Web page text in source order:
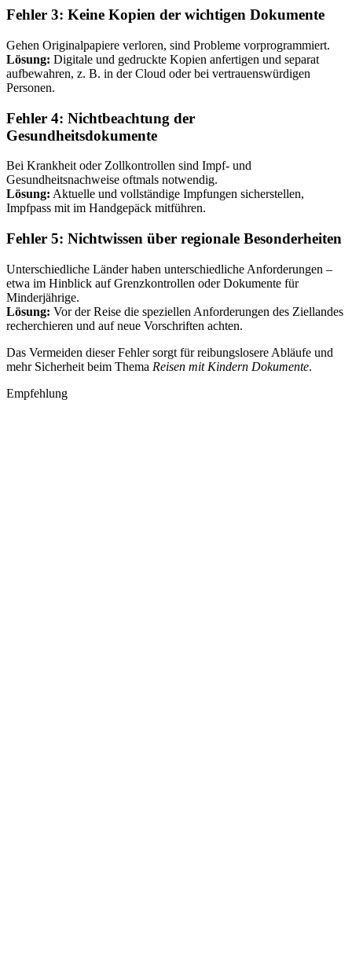
Fehler 3: Keine Kopien der wichtigen Dokumente
Gehen Originalpapiere verloren, sind Probleme vorprogrammiert.
Lösung: Digitale und gedruckte Kopien anfertigen und separat
aufbewahren, z. B. in der Cloud oder bei vertrauenswürdigen
Personen.
Fehler 4: Nichtbeachtung der
Gesundheitsdokumente
Bei Krankheit oder Zollkontrollen sind Impf- und
Gesundheitsnachweise oftmals notwendig.
Lösung: Aktuelle und vollständige Impfungen sicherstellen,
Impfpass mit im Handgepäck mitführen.
Fehler 5: Nichtwissen über regionale Besonderheiten
Unterschiedliche Länder haben unterschiedliche Anforderungen –
etwa im Hinblick auf Grenzkontrollen oder Dokumente für
Minderjährige.
Lösung: Vor der Reise die speziellen Anforderungen des Ziellandes
recherchieren und auf neue Vorschriften achten.
Das Vermeiden dieser Fehler sorgt für reibungslosere Abläufe und
mehr Sicherheit beim Thema Reisen mit Kindern Dokumente.
Empfehlung